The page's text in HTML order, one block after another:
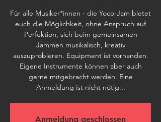
Für alle Musiker*innen - die Yoco-Jam bietet
euch die Möglichkeit, ohne Anspruch auf
Perfektion, sich beim gemeinsamen
Jammen musikalisch, kreativ
auszuprobieren. Equipment ist vorhanden.
Eigene Instrumente können aber auch
gerne mitgebracht werden. Eine
Anmeldung ist nicht nötig...
Anmeldung geschlossen